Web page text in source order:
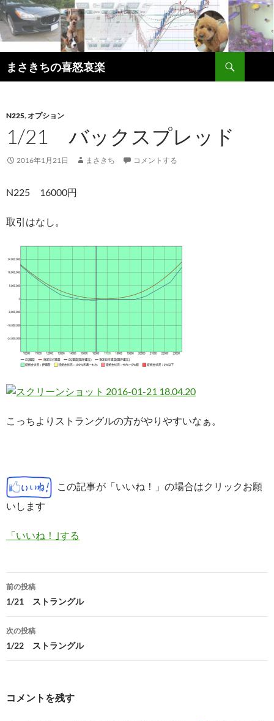
コ
ン
テ
ン
ツ
へ
まさきちの喜怒哀楽
索
N225,オプション
1/21 バックスプレッド
2016年1月21日 まさきち コメントする
N225 16000円
取引はなし。
こっちよりストラングルの方がやりやすいなぁ。
この記事が「いいね！」の場合はクリックお願
いします
「いいね！｣する
投
稿
ナ
ビ
前の投稿
1/21 ストラングル
次の投稿
1/22 ストラングル
コメントを残す